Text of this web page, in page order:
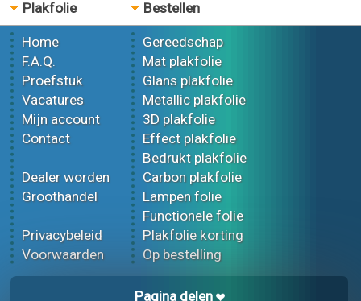
Plakfolie
Home
F.A.Q.
Proefstuk
Vacatures
Mijn account
Contact
Dealer worden
Groothandel
Privacybeleid
Voorwaarden
Bestellen
Gereedschap
Mat plakfolie
Glans plakfolie
Metallic plakfolie
3D plakfolie
Effect plakfolie
Bedrukt plakfolie
Carbon plakfolie
Lampen folie
Functionele folie
Plakfolie korting
Op bestelling
Pagina delen